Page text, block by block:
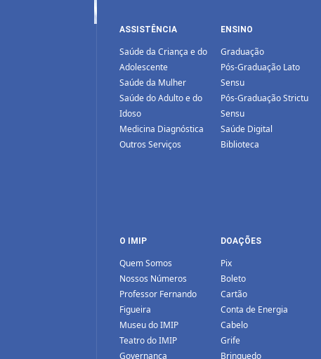
ASSISTÊNCIA
Saúde da Criança e do
Adolescente
Saúde da Mulher
Saúde do Adulto e do
Idoso
Medicina Diagnóstica
Outros Serviços
ENSINO
Graduação
Pós-Graduação Lato
Sensu
Pós-Graduação Strictu
Sensu
Saúde Digital
Biblioteca
O IMIP
Quem Somos
Nossos Números
Professor Fernando
Figueira
Museu do IMIP
Teatro do IMIP
Governança
DOAÇÕES
Pix
Boleto
Cartão
Conta de Energia
Cabelo
Grife
Brinquedo